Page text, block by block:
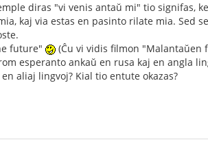
diras "vi venis antaŭ mi" tio signifas,
kaj via estas en pasinto rilate mia. Sed
future"
(Ĉu vi vidis filmon "Malantaŭen
esperanto ankaŭ en rusa kaj en angla
aliaj lingvoj? Kial tio entute okazas?